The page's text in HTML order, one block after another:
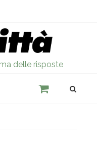
delle risposte